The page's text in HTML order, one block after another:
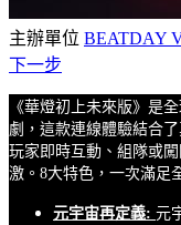
主辦單位 BEATDAY
下一步
《華燈初上未來版》是
劇，這款連線體驗結合
玩家即時互動、組隊或
激。8大特色，一次滿足
元宇宙再定義: 元